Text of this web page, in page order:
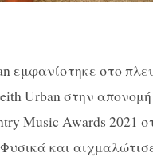
εμφανίστηκε στο
Urban στην
Music Awards 2021
Φυσικά και